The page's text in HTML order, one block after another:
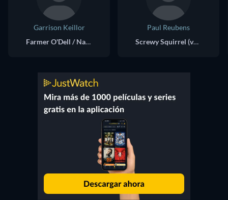
Garrison Keillor
Farmer O'Dell / Narrator (voice)
Paul Reubens
Screwy Squirrel (voice)